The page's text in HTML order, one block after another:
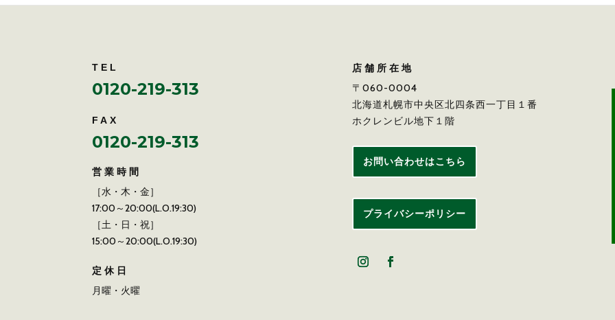
TEL
0120-219-313
FAX
0120-219-313
営業時間
［水・木・金］
17:00～20:00(L.O.19:30)
［土・日・祝］
15:00～20:00(L.O.19:30)
定休日
月曜・火曜
店舗所在地
〒060-0004
北海道札幌市中央区北四条西一丁目１番
ホクレンビル地下１階
お問い合わせはこちら
プライバシーポリシー